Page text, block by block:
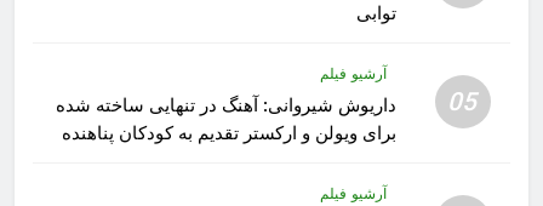
توابی
05
آرشیو فیلم
داریوش شیروانی: آهنگ در تنهایی ساخته شده
برای ویولن و ارکستر تقدیم به کودکان پناهنده
آرشیو فیلم